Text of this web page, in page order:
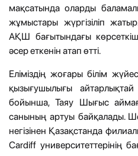
мақсатында оларды
жұмыстары жүргізіліп
АҚШ бағытындағы
әсер еткенін атап өтті.
Еліміздің жоғары білім
қызығушылығы
бойынша, Таяу Шығыс
санының артуы байқалады.
негізінен Қазақстанда
Cardiff университеттерінің